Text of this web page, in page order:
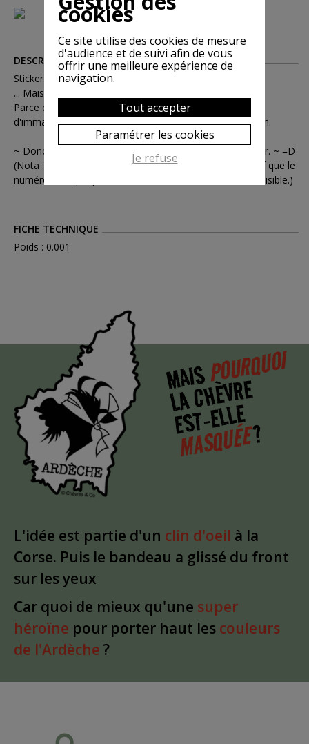
DESCRIPTION
Sticker Ardechica "à côté de la plaque"
... Mais pourquoi s'appelle t-il comme ça?
Parce que la législation est sans ambigüité, une plaque
d'immatriculation doit rester vierge de toute modification.
~ Donc à vous de voir ce que vous faites de votre sticker. ~ =D
(Nota : Et quoi que vous décidiez de faire, il est impératif que le
numéro de la plaque d'immatriculation reste clairement lisible.)
FICHE TECHNIQUE
Poids : 0.001
MAISPOURQUOI
LA CHÈVRE
EST-ELLE
MASQUÉE?
L'idée est partie d'un clin d'oeil à la
Corse. Puis le bandeau a glissé du front
sur les yeux
Car quoi de mieux qu'une super
héroïne pour porter haut les couleurs
de l'Ardèche ?
cookies
Ce site utilise des cookies de mesure
d'audience et de suivi afin de vous
offrir une meilleure expérience de
navigation.
Tout accepter
Paramétrer les cookies
Je refuse